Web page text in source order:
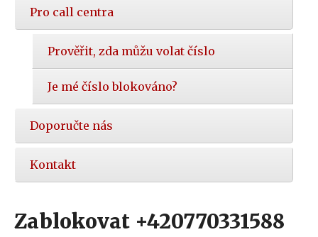
Pro call centra
Prověřit, zda můžu volat číslo
Je mé číslo blokováno?
Doporučte nás
Kontakt
Zablokovat +420770331588